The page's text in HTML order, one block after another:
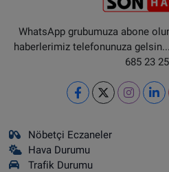
WhatsApp grubumuza abone
haberlerimiz telefonunuza
685 23
Nöbetçi Eczaneler
Hava Durumu
Trafik Durumu